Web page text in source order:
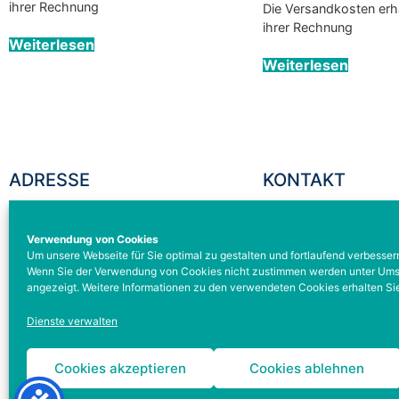
Verwendung von Cookies
Um unsere Webseite für Sie optimal zu gestalten und fortlaufend
Wenn Sie der Verwendung von Cookies nicht zustimmen werden unter
angezeigt. Weitere Informationen zu den verwendeten Cookies erhalten
Dienste verwalten
Cookies akzeptieren Cookies ablehnen
ihrer Rechnung
Weiterlesen
Die Versandkosten
ihrer Rechnung
Weiterlesen
ADRESSE
BODEKU GmbH
Schleehofstraße 12
D-97209 Veitshöchheim
KONTAKT
FAX: +49 931
service@bodeku-